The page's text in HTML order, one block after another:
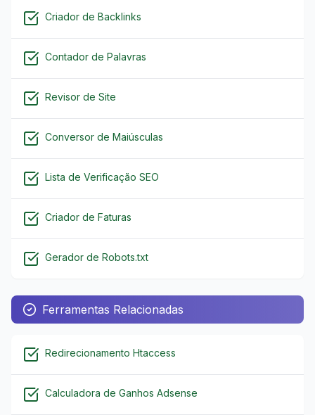
Criador de Backlinks
Contador de Palavras
Revisor de Site
Conversor de Maiúsculas
Lista de Verificação SEO
Criador de Faturas
Gerador de Robots.txt
Ferramentas Relacionadas
Redirecionamento Htaccess
Calculadora de Ganhos Adsense